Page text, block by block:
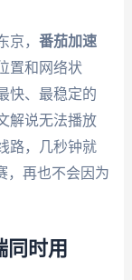
， 番茄加速
置和网络状
快、最稳定的
解说无法播放
路，几秒钟就
，再也不会因为
同时用